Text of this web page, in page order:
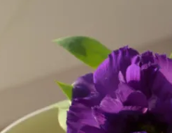
Из Кирпича: Порядовка,
Опалубка Для Фундамента: